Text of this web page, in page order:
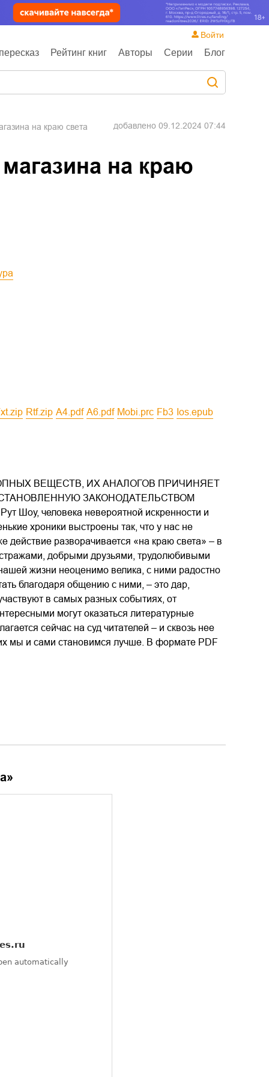
Рейтинг книг Авторы Серии Блог
Войти
на краю света добавлено 09.12.2024 07:44
на краю
txt.zip rtf.zip a4.pdf a6.pdf mobi.prc fb3 ios.epub
ВЕЩЕСТВ, ИХ АНАЛОГОВ ПРИЧИНЯЕТ
ЗАКОНОДАТЕЛЬСТВОМ
Шоу, человека невероятной искренности и
хроники выстроены так, что у нас не
действие разворачивается «на краю света» – в
добрыми друзьями, трудолюбивыми
жизни неоценимо велика, с ними радостно
благодаря общению с ними, – это дар,
в самых разных событиях, от
могут оказаться литературные
сейчас на суд читателей – и сквозь нее
мы и сами становимся лучше. В формате PDF
»